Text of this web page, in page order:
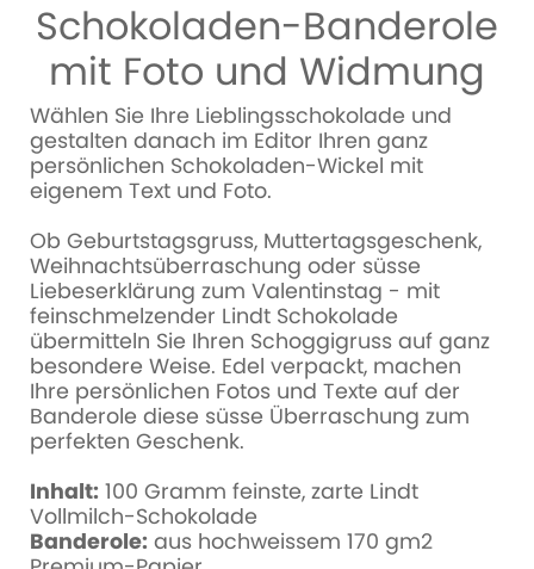
Schokoladen-Banderole
mit Foto und Widmung
Wählen Sie Ihre Lieblingsschokolade und
gestalten danach im Editor Ihren ganz
persönlichen Schokoladen-Wickel mit
eigenem Text und Foto.
Ob Geburtstagsgruss, Muttertagsgeschenk,
Weihnachtsüberraschung oder süsse
Liebeserklärung zum Valentinstag - mit
feinschmelzender Lindt Schokolade
übermitteln Sie Ihren Schoggigruss auf ganz
besondere Weise. Edel verpackt, machen
Ihre persönlichen Fotos und Texte auf der
Banderole diese süsse Überraschung zum
perfekten Geschenk.
Inhalt: 100 Gramm feinste, zarte Lindt
Vollmilch-Schokolade
Banderole: aus hochweissem 170 gm2